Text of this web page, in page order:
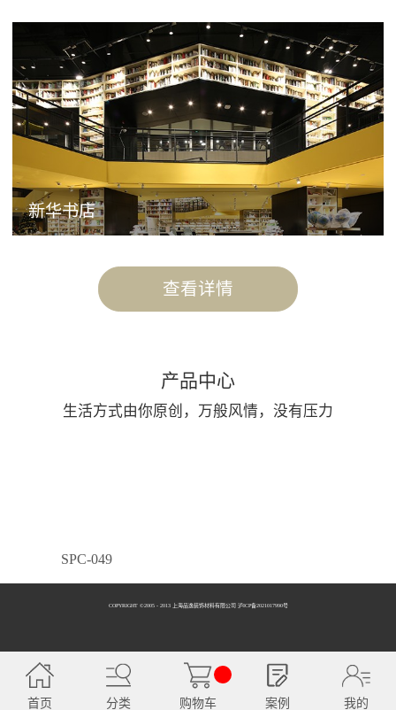
新华书店
查看详情
产品中心
生活方式由你原创，万般风情，没有压力
SPC-049
SPC-050
COPYRIGHT ©2005 - 2013 上海品逸装饰材料有限公司 泸ICP备2021017990号
首页 分类 购物车 案例 我的